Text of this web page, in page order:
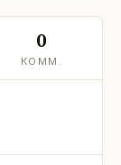
0
КОММ.